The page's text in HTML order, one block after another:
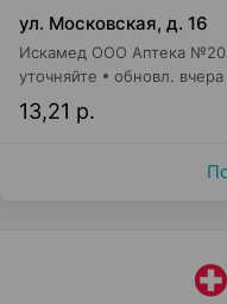
ул. Московская, д. 16
Искамед ООО Аптека №20
13,21 р.
уточняйте обновл. вчера